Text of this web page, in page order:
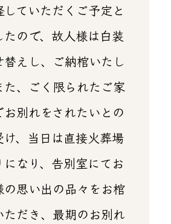
ていただくご予定と
ので、故人様は白装
えし、ご納棺いたし
た、ごく限られたご家
別れをされたいとの
け、当日は直接火葬場
なり、告別室にてお
の思い出の品々をお棺
ただき、最期のお別れ